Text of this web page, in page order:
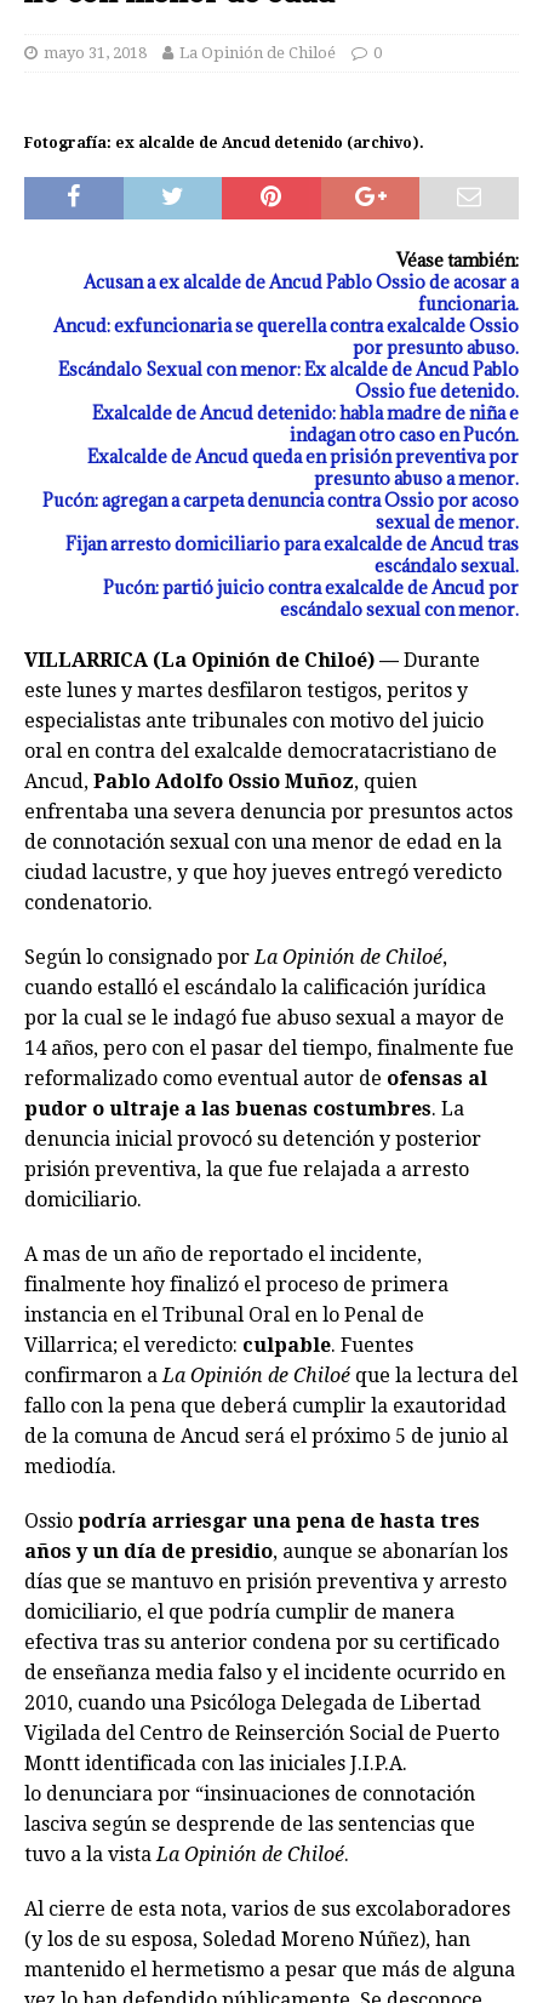
mayo 31, 2018 La Opinión de Chiloé 0
Fotografía: ex alcalde de Ancud detenido (archivo).
Véase también:
Acusan a ex alcalde de Ancud Pablo Ossio de acosar a
funcionaria.
Ancud: exfuncionaria se querella contra exalcalde Ossio
por presunto abuso.
Escándalo Sexual con menor: Ex alcalde de Ancud Pablo
Ossio fue detenido.
Exalcalde de Ancud detenido: habla madre de niña e
indagan otro caso en Pucón.
Exalcalde de Ancud queda en prisión preventiva por
presunto abuso a menor.
Pucón: agregan a carpeta denuncia contra Ossio por acoso
sexual de menor.
Fijan arresto domiciliario para exalcalde de Ancud tras
escándalo sexual.
Pucón: partió juicio contra exalcalde de Ancud por
escándalo sexual con menor.
VILLARRICA (La Opinión de Chiloé) — Durante
este lunes y martes desfilaron testigos, peritos y
especialistas ante tribunales con motivo del juicio
oral en contra del exalcalde democratacristiano de
Ancud, Pablo Adolfo Ossio Muñoz, quien
enfrentaba una severa denuncia por presuntos actos
de connotación sexual con una menor de edad en la
ciudad lacustre, y que hoy jueves entregó veredicto
condenatorio.
Según lo consignado porLa Opinión de Chiloé,
cuando estalló el escándalo la calificación jurídica
por la cual se le indagó fue abuso sexual a mayor de
14 años, pero con el pasar del tiempo, finalmente fue
reformalizado como eventual autor de ofensas al
pudor o ultraje a las buenas costumbres. La
denuncia inicial provocó su detención y posterior
prisión preventiva, la que fue relajada a arresto
domiciliario.
A mas de un año de reportado el incidente,
finalmente hoy finalizó el proceso de primera
instancia en el Tribunal Oral en lo Penal de
Villarrica; el veredicto: culpable. Fuentes
confirmaron aLa Opinión de Chiloé que la lectura del
fallo con la pena que deberá cumplir la exautoridad
de la comuna de Ancud será el próximo 5 de junio al
mediodía.
Ossio podría arriesgar una pena de hasta tres
años y un día de presidio, aunque se abonarían los
días que se mantuvo en prisión preventiva y arresto
domiciliario, el que podría cumplir de manera
efectiva tras su anterior condena por su certificado
de enseñanza media falso y el incidente ocurrido en
2010, cuando una Psicóloga Delegada de Libertad
Vigilada del Centro de Reinserción Social de Puerto
Montt identificada con las iniciales J.I.P.A.
lo denunciara por “insinuaciones de connotación
lasciva según se desprende de las sentencias que
tuvo a la vistaLa Opinión de Chiloé.
Al cierre de esta nota, varios de sus excolaboradores
(y los de su esposa, Soledad Moreno Núñez), han
mantenido el hermetismo a pesar que más de alguna